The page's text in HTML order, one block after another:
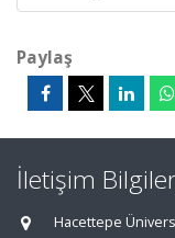
Paylaş
İletişim
Hacettepe